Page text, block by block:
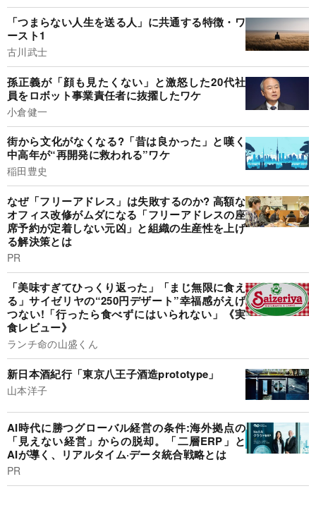
「つまらない人生を送る人」に共通する特徴・ワ
ースト1
古川武士
孫正義が「顔も見たくない」と激怒した20代社
員をロボット事業責任者に抜擢したワケ
小倉健一
街から文化がなくなる?「昔は良かった」と嘆く
中高年が“再開発に救われる”ワケ
稲田豊史
なぜ「フリーアドレス」は失敗するのか? 高額な
オフィス改修がムダになる「フリーアドレスの座
席予約が定着しない元凶」と組織の生産性を上げ
る解決策とは
PR
「美味すぎてひっくり返った」「まじ無限に食え
る」サイゼリヤの“250円デザート”幸福感がえげ
つない!「行ったら食べずにはいられない」《実
食レビュー》
ランチ命の山盛くん
新日本酒紀行「東京八王子酒造prototype」
山本洋子
AI時代に勝つグローバル経営の条件:海外拠点の
「見えない経営」からの脱却。「二層ERP」と
AIが導く、リアルタイム·データ統合戦略とは
PR